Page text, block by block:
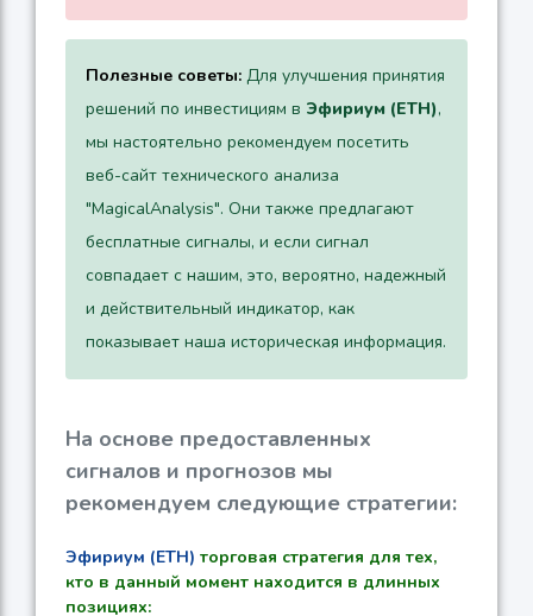
Полезные советы: Для улучшения принятия
решений по инвестициям в Эфириум (ETH),
мы настоятельно рекомендуем посетить
веб-сайт технического анализа
"MagicalAnalysis". Они также предлагают
бесплатные сигналы, и если сигнал
совпадает с нашим, это, вероятно, надежный
и действительный индикатор, как
показывает наша историческая информация.
На основе предоставленных
сигналов и прогнозов мы
рекомендуем следующие стратегии:
Эфириум (ETH) торговая стратегия для тех,
кто в данный момент находится в длинных
позициях: